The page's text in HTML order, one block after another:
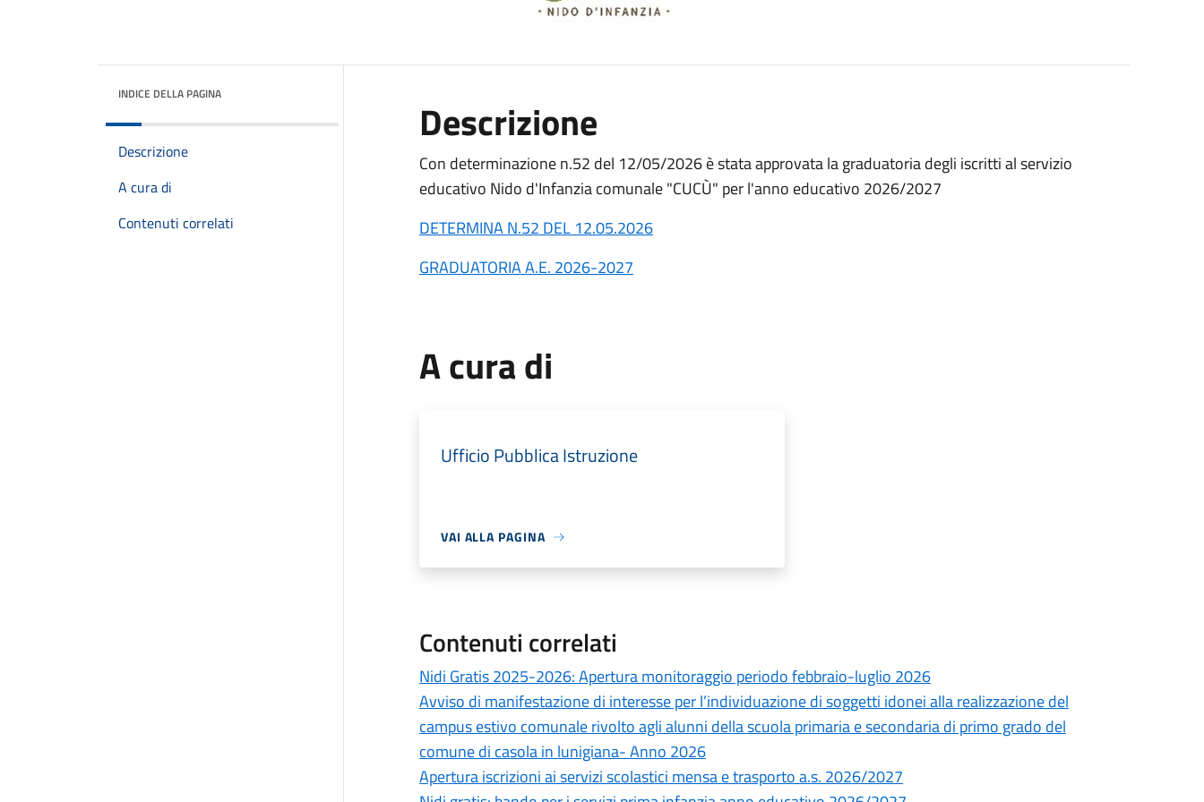
INDICE DELLA PAGINA
Descrizione
A cura di
Contenuti correlati
Descrizione
Con determinazione n.52 del 12/05/2026 è stata approvata la graduatoria degli iscritti al servizio
educativo Nido d'Infanzia comunale "CUCÙ" per l'anno educativo 2026/2027
DETERMINA N.52 DEL 12.05.2026
GRADUATORIA A.E. 2026-2027
A cura di
Ufficio Pubblica Istruzione
VAI ALLA PAGINA
Contenuti correlati
Nidi Gratis 2025-2026: Apertura monitoraggio periodo febbraio-luglio 2026
Avviso di manifestazione di interesse per l’individuazione di soggetti idonei alla realizzazione del
campus estivo comunale rivolto agli alunni della scuola primaria e secondaria di primo grado del
comune di casola in lunigiana- Anno 2026
Apertura iscrizioni ai servizi scolastici mensa e trasporto a.s. 2026/2027